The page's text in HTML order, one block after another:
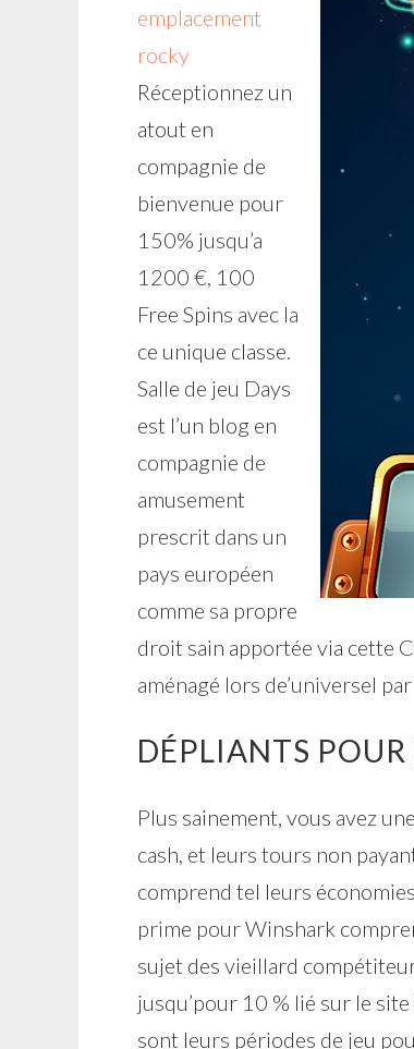
emplacement
rocky
Réceptionnez un
atout en
compagnie de
bienvenue pour
150% jusqu’a
1200 €, 100
Free Spins avec la
ce unique classe.
Salle de jeu Days
est l’un blog en
compagnie de
amusement
prescrit dans un
pays européen
comme sa propre
droit sain apportée via cette
aménagé lors de’universel
DÉPLIANTS
Plus sainement, vous avez
cash, et leurs tours non
comprend tel leurs
prime pour Winshark
sujet des vieillard
jusqu’pour 10 % lié sur le
sont leurs périodes de jeu